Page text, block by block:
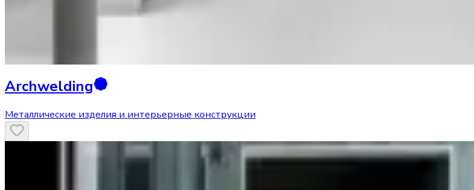
Archwelding
Металлические изделия и интерьерные конструкции